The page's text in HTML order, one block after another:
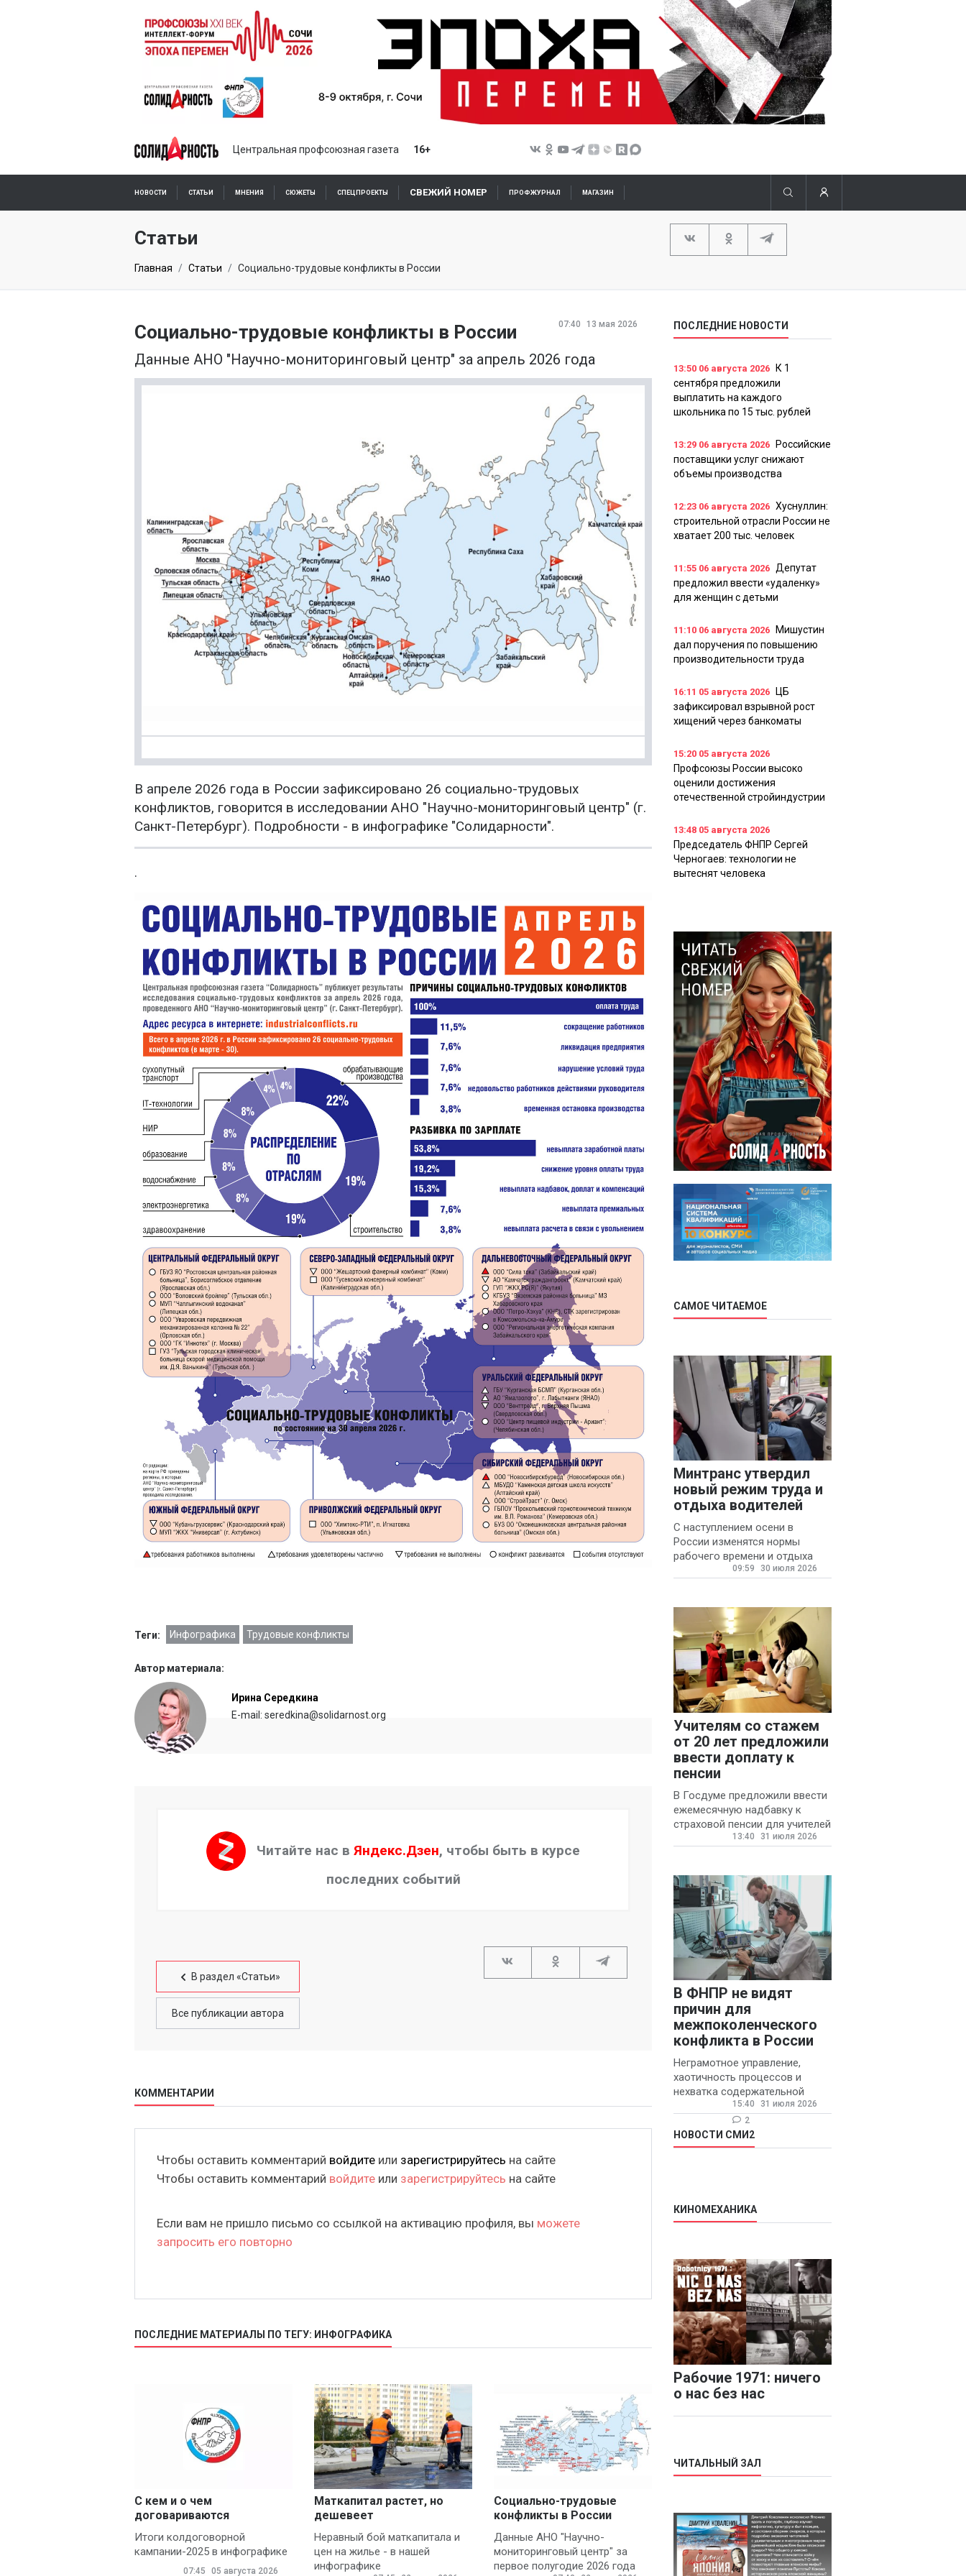
Центральная профсоюзная газета 16+
НОВОСТИ СТАТЬИ МНЕНИЯ СЮЖЕТЫ СПЕЦПРОЕКТЫ СВЕЖИЙ НОМЕР ПРОФЖУРНАЛ МАГАЗИН
Статьи
Главная Статьи Социально-трудовые конфликты в России
07:40 13 мая 2026
Социально-трудовые конфликты в России
Данные АНО "Научно-мониторинговый центр" за апрель 2026 года
В апреле 2026 года в России зафиксировано 26 социально-трудовых
конфликтов, говорится в исследовании АНО "Научно-мониторинговый центр" (г.
Санкт-Петербург). Подробности - в инфографике "Солидарности".
.
Теги: Инфографика Трудовые конфликты
Автор материала:
Ирина Середкина
E-mail: seredkina@solidarnost.org
Читайте нас в Яндекс.Дзен, чтобы быть в курсе
последних событий
В раздел «Статьи»
Все публикации автора
КОММЕНТАРИИ
Чтобы оставить комментарий войдите или зарегистрируйтесь на сайте
Чтобы оставить комментарий войдите или зарегистрируйтесь на сайте
Если вам не пришло письмо со ссылкой на активацию профиля, вы можете
запросить его повторно
ПОСЛЕДНИЕ МАТЕРИАЛЫ ПО ТЕГУ: ИНФОГРАФИКА
С кем и о чем
договариваются
профсоюзы
Итоги колдоговорной
кампании-2025 в инфографике
07:45 05 августа 2026
Маткапитал растет, но
дешевеет
Неравный бой маткапитала и
цен на жилье - в нашей
инфографике
Социально-трудовые
конфликты в России
Данные АНО "Научно-
мониторинговый центр" за
первое полугодие 2026 года
ПОСЛЕДНИЕ НОВОСТИ
13:50 06 августа 2026
К 1
сентября предложили
выплатить на каждого
школьника по 15 тыс. рублей
13:29 06 августа 2026
Российские
поставщики услуг снижают
объемы производства
12:23 06 августа 2026 Хуснуллин:
строительной отрасли России не
хватает 200 тыс. человек
11:55 06 августа 2026 Депутат
предложил ввести «удаленку»
для женщин с детьми
11:10 06 августа 2026
Мишустин
дал поручения по повышению
производительности труда
16:11 05 августа 2026
ЦБ
зафиксировал взрывной рост
хищений через банкоматы
15:20 05 августа 2026
Профсоюзы России высоко
оценили достижения
отечественной стройиндустрии
13:48 05 августа 2026
Председатель ФНПР Сергей
Черногаев: технологии не
вытеснят человека
САМОЕ ЧИТАЕМОЕ
Минтранс утвердил
новый режим труда и
отдыха водителей
С наступлением осени в
России изменятся нормы
рабочего времени и отдыха
для автомобилистов.
09:59 30 июля 2026
Учителям со стажем
от 20 лет предложили
ввести доплату к
пенсии
В Госдуме предложили ввести
ежемесячную надбавку к
страховой пенсии для учителей
государственных и
13:40 31 июля 2026
В ФНПР не видят
причин для
межпоколенческого
конфликта в России
Неграмотное управление,
хаотичность процессов и
нехватка содержательной
обратной связи от
руководителя являются
основными причинами
конфликтов и раздражения в
15:40
31 июля 2026
2
НОВОСТИ СМИ2
КИНОМЕХАНИКА
Рабочие 1971: ничего
о нас без нас
ЧИТАЛЬНЫЙ ЗАЛ